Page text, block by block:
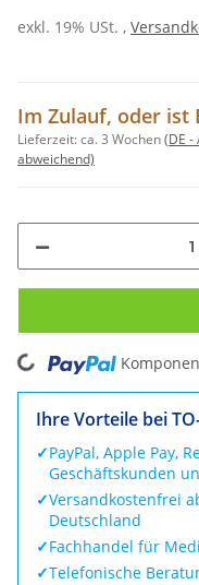
exkl. 19% USt. ,
Im Zulauf, oder ist
Lieferzeit:ca. 3 Wochen(DE -
abweichend)
Ihre Vorteile bei
✓PayPal, Apple Pay,
Geschäftskunden
✓Versandkostenfrei
Deutschland
✓Fachhandel für
✓Telefonische